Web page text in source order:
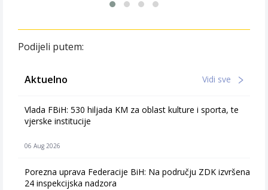
Podijeli putem:
Aktuelno Vidi sve
Vlada FBiH: 530 hiljada KM za oblast kulture i sporta, te
vjerske institucije
06 Aug 2026
Porezna uprava Federacije BiH: Na području ZDK izvršena
24 inspekcijska nadzora